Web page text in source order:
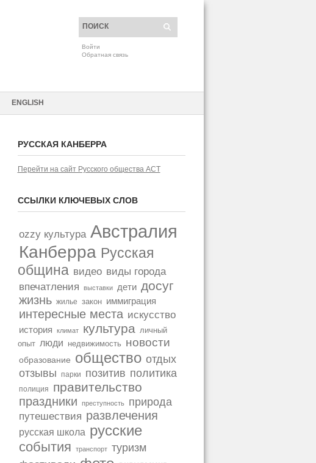
Войти
Обратная связь
ENGLISH
РУССКАЯ КАНБЕРРА
Перейти на сайт Русского общества АСТ
ССЫЛКИ КЛЮЧЕВЫХ СЛОВ
ozzy культура Австралия
Канберра Русская
община видео виды города
впечатления
выставки дети досуг
жизнь жилье закон иммиграция
интересные места искусство
история климат культура личный
опыт люди недвижимость новости
образование общество отдых
отзывы парки позитив политика
полиция правительство
праздники преступность природа
путешествия развлечения
русская школа русские
события транспорт туризм